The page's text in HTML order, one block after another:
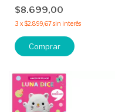
$8.699,00
3 x$2.899,67sin interés
Comprar